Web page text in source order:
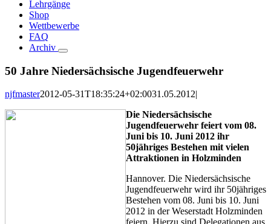
Lehrgänge
Shop
Wettbewerbe
FAQ
Archiv
50 Jahre Niedersächsische Jugendfeuerwehr
njfmaster2012-05-31T18:35:24+02:0031.05.2012|
Die Niedersächsische
Jugendfeuerwehr feiert vom 08.
Juni bis 10. Juni 2012 ihr
50jähriges Bestehen mit vielen
Attraktionen in Holzminden
Hannover. Die Niedersächsische
Jugendfeuerwehr wird ihr 50jähriges
Bestehen vom 08. Juni bis 10. Juni
2012 in der Weserstadt Holzminden